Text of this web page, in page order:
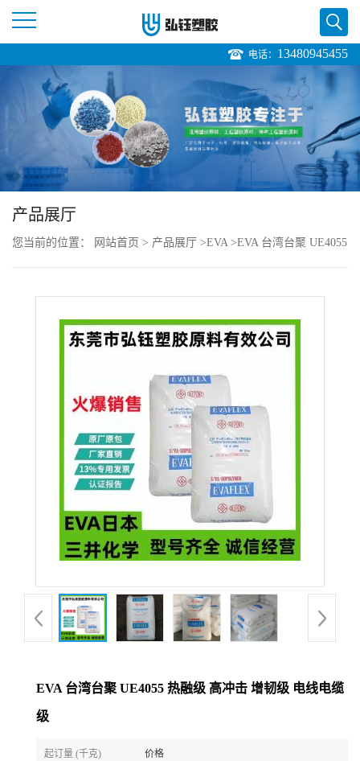
页
公
品
展
证
电话： 13480945455
产品展厅
您当前的位置： 网站首页 > 产品展厅 >EVA>EVA 台湾台聚 UE4055
EVA 台湾台聚 UE4055 热融级 高冲击 增韧级 电线电缆
级
起订量 (千克) 价格